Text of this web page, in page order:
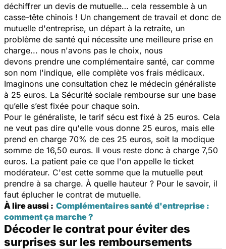
déchiffrer un devis de mutuelle… cela ressemble à un
casse-tête chinois ! Un changement de travail et donc de
mutuelle d'entreprise, un départ à la retraite, un
problème de santé qui nécessite une meilleure prise en
charge... nous n'avons pas le choix, nous
devons prendre une complémentaire santé, car comme
son nom l'indique, elle complète vos frais médicaux.
Imaginons une consultation chez le médecin généraliste
à 25 euros. La Sécurité sociale rembourse sur une base
qu’elle s’est fixée pour chaque soin.
Pour le généraliste, le tarif sécu est fixé à 25 euros. Cela
ne veut pas dire qu'elle vous donne 25 euros, mais elle
prend en charge 70% de ces 25 euros, soit la modique
somme de 16,50 euros. Il vous reste donc à charge 7,50
euros. La patient paie ce que l'on appelle le ticket
modérateur. C'est cette somme que la mutuelle peut
prendre à sa charge. À quelle hauteur ? Pour le savoir, il
faut éplucher le contrat de mutuelle.
À lire aussi : Complémentaires santé d'entreprise :
comment ça marche ?
Décoder le contrat pour éviter des
surprises sur les remboursements